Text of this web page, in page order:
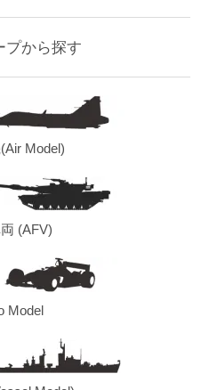
プから探す
Model)
(AFV)
Model